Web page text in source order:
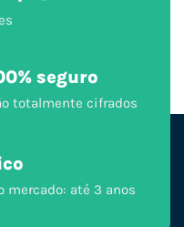
seguro
totalmente cifrados
mercado: até 3 anos